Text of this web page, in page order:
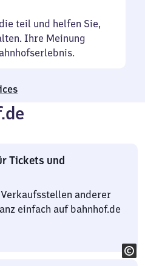
teil und helfen Sie,
Ihre Meinung
Tickets und
anderer
einfach auf bahnhof.de